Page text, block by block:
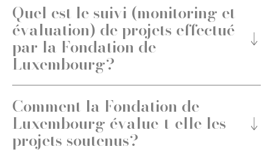
L’organisation / L’efficience
L’efficacité / L’impact
Quel est le suivi (monitoring et
évaluation) de projets effectué
par la Fondation de
Luxembourg?
Comment la Fondation de
Luxembourg évalue-t-elle les
projets soutenus?